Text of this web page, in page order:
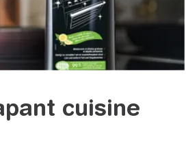
cuisine